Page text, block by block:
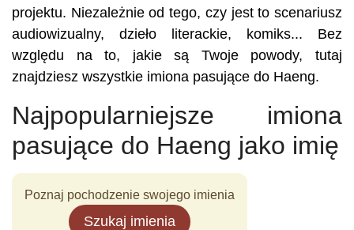
projektu. Niezależnie od tego, czy jest to scenariusz
audiowizualny, dzieło literackie, komiks... Bez
względu na to, jakie są Twoje powody, tutaj
znajdziesz wszystkie imiona pasujące do Haeng.
Najpopularniejsze imiona
pasujące do Haeng jako imię
Poznaj pochodzenie swojego imienia
Szukaj imienia